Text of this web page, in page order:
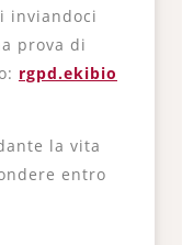
inviandoci
prova di
rgpd.ekibio
la vita
entro